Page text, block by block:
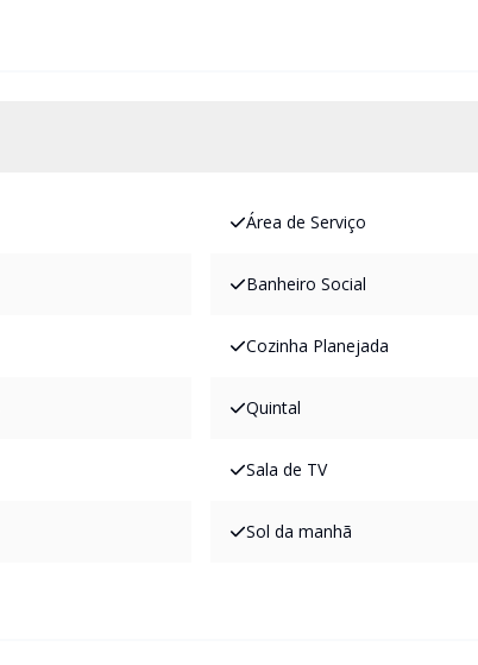
Área de Serviço
Banheiro Social
Cozinha Planejada
Quintal
Sala de TV
Sol da manhã